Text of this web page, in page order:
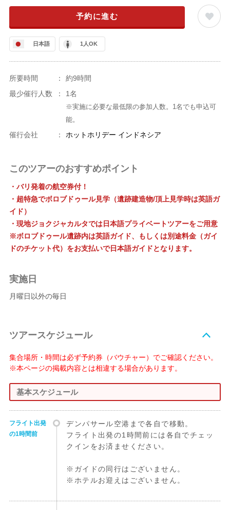
予約に進む
日本語 1人OK
所要時間 ：
約9時間
最少催行人数
： 1名
※実施に必要な最低限の参加人数。1名でも申込可
能。
催行会社 ： ホットホリデー インドネシア
このツアーのおすすめポイント
・バリ発着の航空券付！
・超特急でボロブドゥール見学（遺跡建造物/頂上見学時は英語ガ
イド）
・現地ジョクジャカルタでは日本語プライベートツアーをご用意
※ボロブドゥール遺跡内は英語ガイド、もしくは別途料金（ガイ
ドのチケット代）をお支払いで日本語ガイドとなります。
実施日
月曜日以外の毎日
ツアースケジュール
集合場所・時間は必ず予約券（バウチャー）でご確認ください。
※本ページの掲載内容とは相違する場合があります。
基本スケジュール
フライト出発
の1時間前
デンパサール空港まで各自で移動。
フライト出発の1時間前には各自でチェッ
クインをお済ませください。
※ガイドの同行はございません。
※ホテルお迎えはございません。